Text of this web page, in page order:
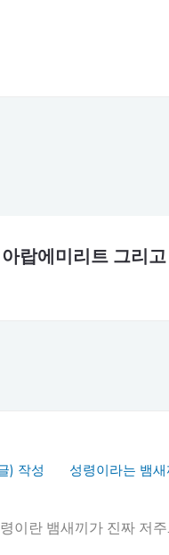
랍에미리트 그리
) 작성 성령이라는 뱀새
이란 뱀새끼가 진짜 저